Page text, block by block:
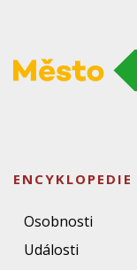
ENCYKLOPEDIE
Osobnosti
Události